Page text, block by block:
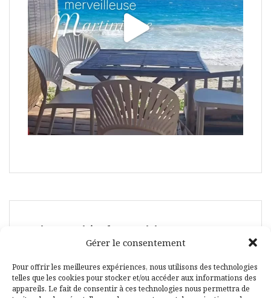
Gérer le consentement
Pour offrir les meilleures expériences, nous utilisons des technologies
telles que les cookies pour stocker et/ou accéder aux informations des
appareils. Le fait de consentir à ces technologies nous permettra de
Suivez-moi également ici :